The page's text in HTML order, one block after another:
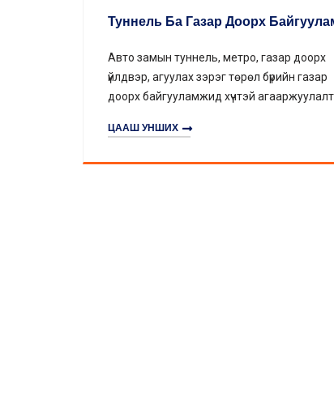
УУРХАЙН
БА ГАЗАР
Төрөл бүрийн үйлдвэрийн барилга,
үйлдвэрлэлийн цех, агуулах зэрэг
өндөр үр ашигтай агааржуулалт
шийдлийг санал болгож, агаарын
ЦААШ УНШИХ